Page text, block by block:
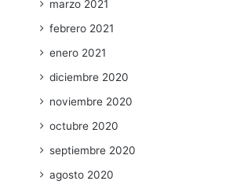
marzo 2021
febrero 2021
enero 2021
diciembre 2020
noviembre 2020
octubre 2020
septiembre 2020
agosto 2020